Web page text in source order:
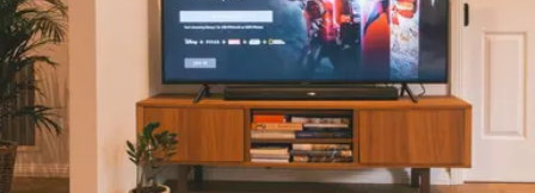
Cosenza
Lamezia Terme